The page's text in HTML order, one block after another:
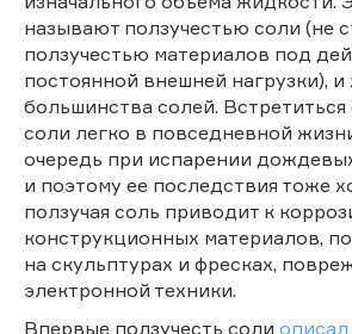
называют ползучестью соли (не
ползучестью материалов под
постоянной внешней нагрузки), и
большинства солей. Встретиться
соли легко в повседневной
очередь при испарении
и поэтому ее последствия тоже
ползучая соль приводит к
конструкционных материалов,
на скульптурах и фресках,
электронной техники.
Впервые ползучесть соли описал